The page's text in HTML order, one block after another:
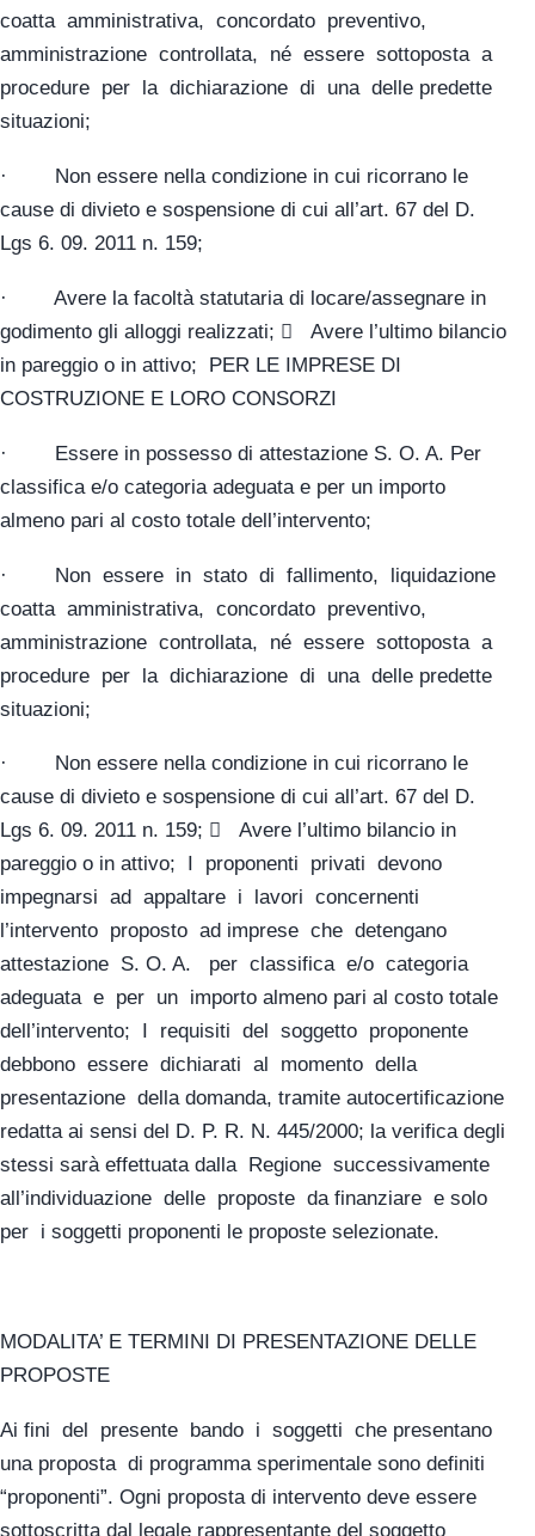
coatta amministrativa, concordato preventivo,
amministrazione controllata, né essere sottoposta a
procedure per la dichiarazione di una delle predette
situazioni;
· Non essere nella condizione in cui ricorrano le
cause di divieto e sospensione di cui all’art. 67 del D.
Lgs 6. 09. 2011 n. 159;
· Avere la facoltà statutaria di locare/assegnare in
godimento gli alloggi realizzati;  Avere l’ultimo bilancio
in pareggio o in attivo; PER LE IMPRESE DI
COSTRUZIONE E LORO CONSORZI
· Essere in possesso di attestazione S. O. A. Per
classifica e/o categoria adeguata e per un importo
almeno pari al costo totale dell’intervento;
· Non essere in stato di fallimento, liquidazione
coatta amministrativa, concordato preventivo,
amministrazione controllata, né essere sottoposta a
procedure per la dichiarazione di una delle predette
situazioni;
· Non essere nella condizione in cui ricorrano le
cause di divieto e sospensione di cui all’art. 67 del D.
Lgs 6. 09. 2011 n. 159;  Avere l’ultimo bilancio in
pareggio o in attivo; I proponenti privati devono
impegnarsi ad appaltare i lavori concernenti
l’intervento proposto ad imprese che detengano
attestazione S. O. A. per classifica e/o categoria
adeguata e per un importo almeno pari al costo totale
dell’intervento; I requisiti del soggetto proponente
debbono essere dichiarati al momento della
presentazione della domanda, tramite autocertificazione
redatta ai sensi del D. P. R. N. 445/2000; la verifica degli
stessi sarà effettuata dalla Regione successivamente
all’individuazione delle proposte da finanziare e solo
per i soggetti proponenti le proposte selezionate.
MODALITA’ E TERMINI DI PRESENTAZIONE DELLE
PROPOSTE
Ai fini del presente bando i soggetti che presentano
una proposta di programma sperimentale sono definiti
“proponenti”. Ogni proposta di intervento deve essere
sottoscritta dal legale rappresentante del soggetto